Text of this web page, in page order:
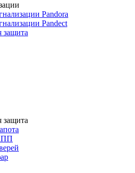
Pandora
Pandect
защита
защита